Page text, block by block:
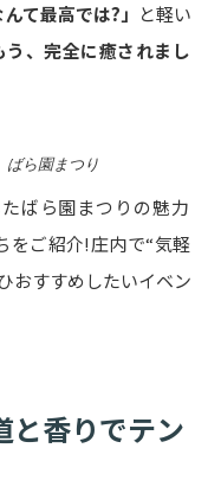
て最高では?」 と軽い
う、完全に癒されまし
ばら園まつり
ばら園まつりの魅力
をご紹介!庄内で“気軽
おすすめしたいイベン
と香りでテン